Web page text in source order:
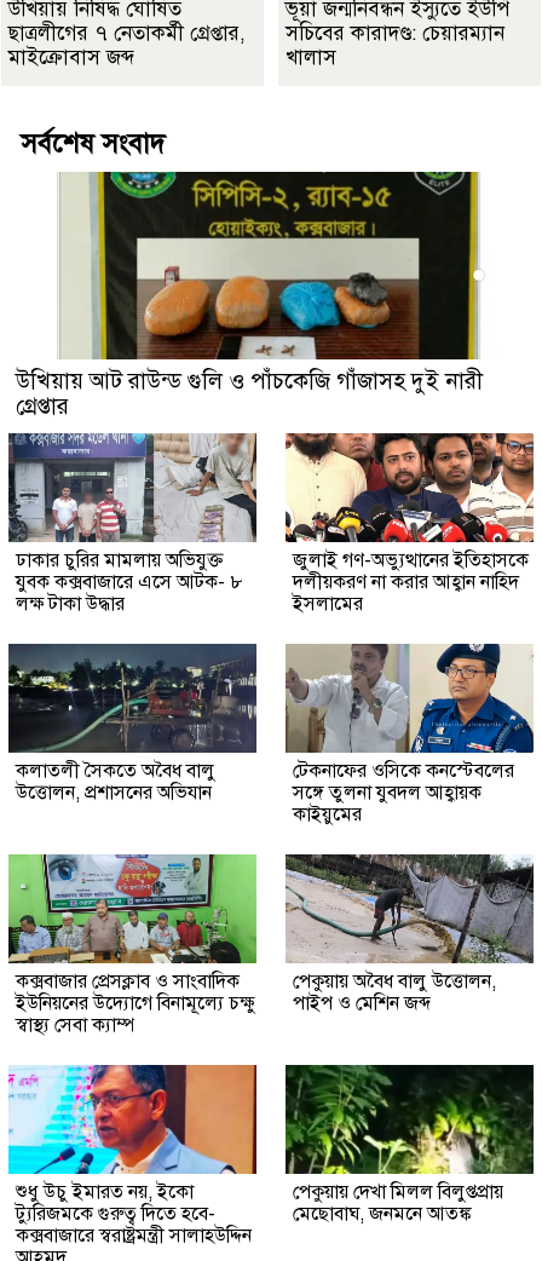
উখিয়ায় নিষিদ্ধ ঘোষিত
ছাত্রলীগের ৭ নেতাকর্মী গ্রেপ্তার,
মাইক্রোবাস জব্দ
ভূয়া জন্মনিবন্ধন ইস্যুতে ইউপি
সচিবের কারাদণ্ড: চেয়ারম্যান
খালাস
সর্বশেষ সংবাদ
উখিয়ায় আট রাউন্ড গুলি ও পাঁচকেজি গাঁজাসহ দুই নারী
গ্রেপ্তার
ঢাকার চুরির মামলায় অভিযুক্ত
যুবক কক্সবাজারে এসে আটক- ৮
লক্ষ টাকা উদ্ধার
জুলাই গণ-অভ্যুত্থানের ইতিহাসকে
দলীয়করণ না করার আহ্বান নাহিদ
ইসলামের
কলাতলী সৈকতে অবৈধ বালু
উত্তোলন, প্রশাসনের অভিযান
টেকনাফের ওসিকে কনস্টেবলের
সঙ্গে তুলনা যুবদল আহ্বায়ক
কাইয়ুমের
কক্সবাজার প্রেসক্লাব ও সাংবাদিক
ইউনিয়নের উদ্যোগে বিনামূল্যে চক্ষু
স্বাস্থ্য সেবা ক্যাম্প
পেকুয়ায় অবৈধ বালু উত্তোলন,
পাইপ ও মেশিন জব্দ
শুধু উচু ইমারত নয়, ইকো
ট্যুরিজমকে গুরুত্ব দিতে হবে-
কক্সবাজারে স্বরাষ্ট্রমন্ত্রী সালাহউদ্দিন
পেকুয়ায় দেখা মিলল বিলুপ্তপ্রায়
মেছোবাঘ, জনমনে আতঙ্ক